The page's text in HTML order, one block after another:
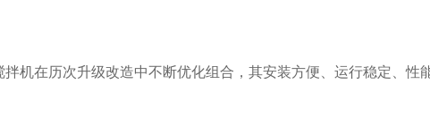
在历次升级改造中不断优化组合，其安装方便、运行稳定、性